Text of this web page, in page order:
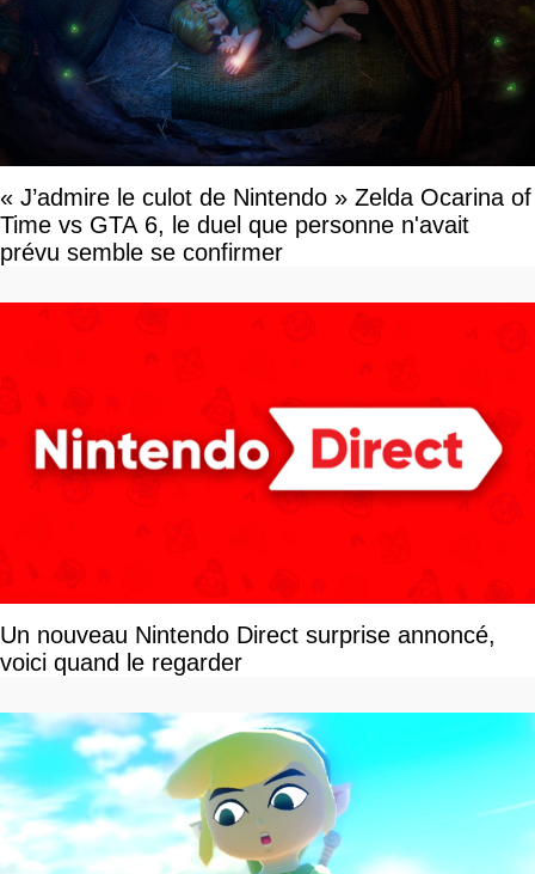
« J’admire le culot de Nintendo » Zelda Ocarina of
Time vs GTA 6, le duel que personne n'avait
prévu semble se confirmer
Un nouveau Nintendo Direct surprise annoncé,
voici quand le regarder